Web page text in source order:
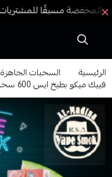
الرئيسية السحبات الجاهزة
فييك ميكو بطيخ ايس 600 سحبة Vik Miko Watermelon Ice